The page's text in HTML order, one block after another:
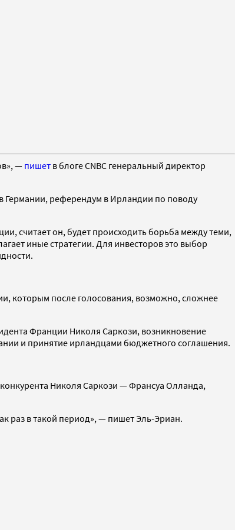
— пишет в блоге CNBC генеральный директор
Германии, референдум в Ирландии по поводу
считает он, будет происходить борьба между теми,
иные стратегии. Для инвесторов это выбор
которым после голосования, возможно, сложнее
Франции Николя Саркози, возникновение
и принятие ирландцами бюджетного соглашения.
Николя Саркози — Франсуа Олланда,
раз в такой период», — пишет Эль-Эриан.